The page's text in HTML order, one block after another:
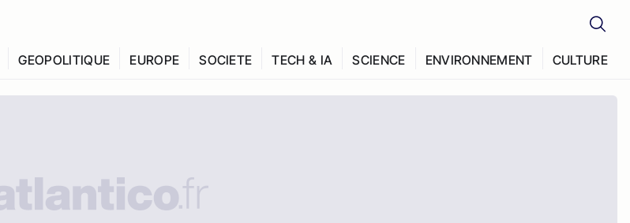
GEOPOLITIQUE EUROPE SOCIETE TECH & IA SCIENCE ENVIRONNEMENT CULTURE